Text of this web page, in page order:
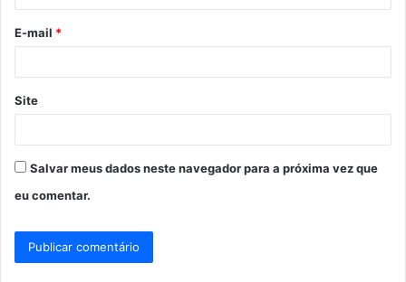
*
E-mail *
Site
Salvar meus dados neste navegador para a próxima vez que
eu comentar.